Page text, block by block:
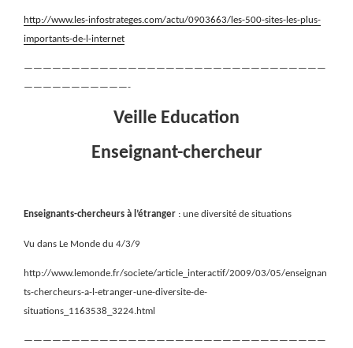
http://www.les-infostrateges.com/actu/0903663/les-500-sites-les-plus-
importants-de-l-internet
————————————————————————————————
———————————-
Veille Education
Enseignant-chercheur
Enseignants-chercheurs à l’étranger : une diversité de situations
Vu dans Le Monde du 4/3/9
http://www.lemonde.fr/societe/article_interactif/2009/03/05/enseignan
ts-chercheurs-a-l-etranger-une-diversite-de-
situations_1163538_3224.html
————————————————————————————————